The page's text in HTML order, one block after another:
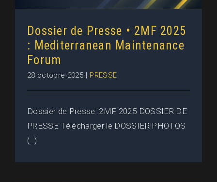
Dossier de Presse • 2MF 2025
: Mediterranean Maintenance
Forum
28 octobre 2025 PRESSE
Dossier de Presse: 2MF 2025 DOSSIER DE
PRESSE Télécharger le DOSSIER PHOTOS
(...)